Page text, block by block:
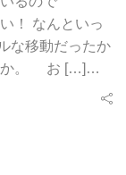
！ なんといっ
な移動だったか
か。 お […]…